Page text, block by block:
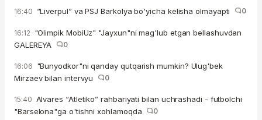
16:40 “Liverpul” va PSJ Barkolya bo'yicha kelisha olmayapti 0
16:12 "Olimpik MobiUz" "Jayxun"ni mag'lub etgan bellashuvdan
GALEREYA
0
16:06 "Bunyodkor"ni qanday qutqarish mumkin? Ulug'bek
Mirzaev bilan intervyu
0
15:40 Alvares “Atletiko” rahbariyati bilan uchrashadi - futbolchi
"Barselona"ga o'tishni xohlamoqda
0